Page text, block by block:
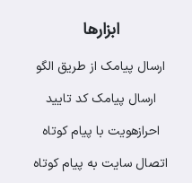
ابزارها
ارسال پیامک از طریق الگو
ارسال پیامک کد تایید
احرازهویت با پیام کوتاه
اتصال سایت به پیام کوتاه